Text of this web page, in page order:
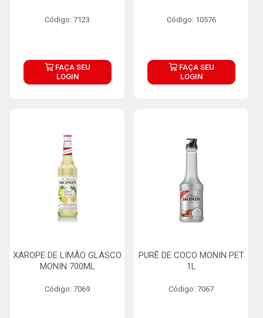
Código: 7123
FAÇA SEU
LOGIN
Código: 10576
FAÇA SEU
LOGIN
XAROPE DE LIMÃO GLASCO
MONIN 700ML
Código: 7069
PURÊ DE COCO MONIN PET
1L
Código: 7067